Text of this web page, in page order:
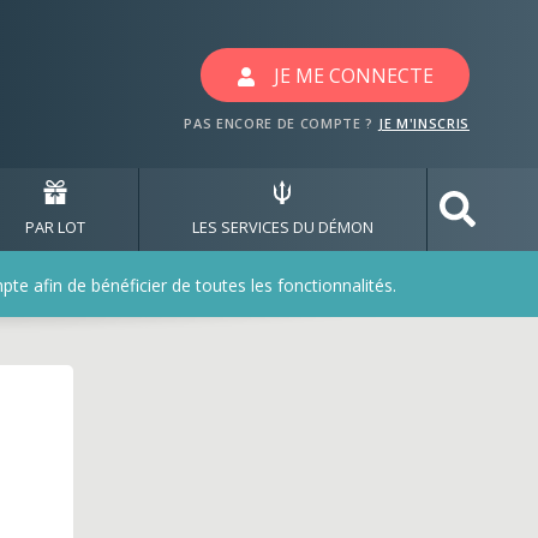
JE ME CONNECTE
PAS ENCORE DE COMPTE ? JE M'INSCRIS
PAR LOT LES SERVICES DU DÉMON
afin de bénéficier de toutes les fonctionnalités.